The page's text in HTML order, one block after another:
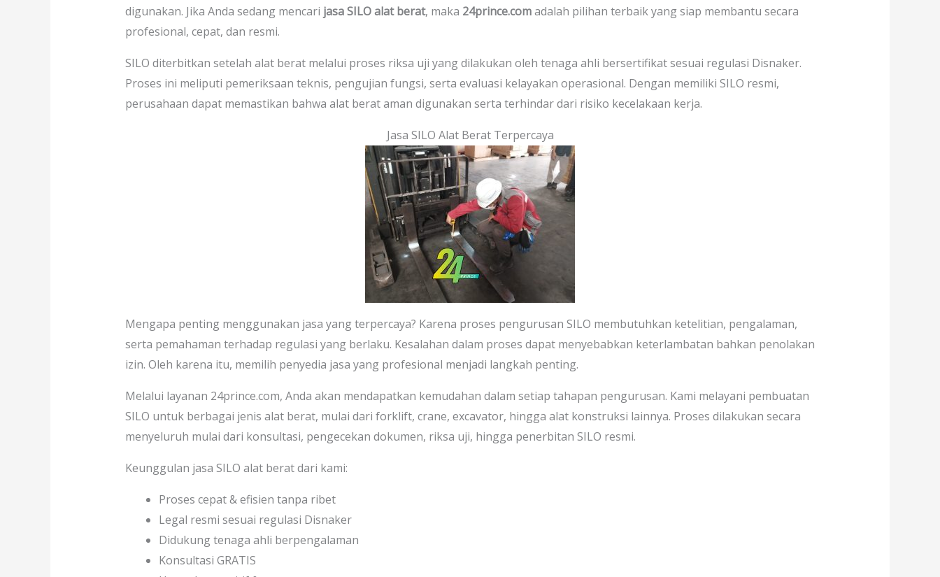
digunakan. Jika Anda sedang mencari jasa SILO alat berat, maka 24prince.comadalah pilihan terbaik yang siap membantu secara
profesional, cepat, dan resmi.
SILO diterbitkan setelah alat berat melalui proses riksa uji yang dilakukan oleh tenaga ahli bersertifikat sesuai regulasi Disnaker.
Proses ini meliputi pemeriksaan teknis, pengujian fungsi, serta evaluasi kelayakan operasional. Dengan memiliki SILO resmi,
perusahaan dapat memastikan bahwa alat berat aman digunakan serta terhindar dari risiko kecelakaan kerja.
Jasa SILO Alat Berat Terpercaya
Mengapa penting menggunakan jasa yang terpercaya? Karena proses pengurusan SILO membutuhkan ketelitian, pengalaman,
serta pemahaman terhadap regulasi yang berlaku. Kesalahan dalam proses dapat menyebabkan keterlambatan bahkan penolakan
izin. Oleh karena itu, memilih penyedia jasa yang profesional menjadi langkah penting.
Melalui layanan 24prince.com, Anda akan mendapatkan kemudahan dalam setiap tahapan pengurusan. Kami melayani pembuatan
SILO untuk berbagai jenis alat berat, mulai dari forklift, crane, excavator, hingga alat konstruksi lainnya. Proses dilakukan secara
menyeluruh mulai dari konsultasi, pengecekan dokumen, riksa uji, hingga penerbitan SILO resmi.
Keunggulan jasa SILO alat berat dari kami:
Proses cepat & efisien tanpa ribet
Legal resmi sesuai regulasi Disnaker
Didukung tenaga ahli berpengalaman
Konsultasi GRATIS